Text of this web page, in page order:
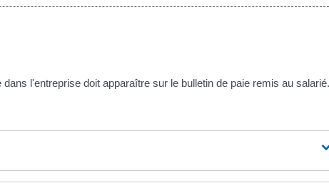
l'entreprise doit apparaître sur le bulletin de paie remis au salarié.